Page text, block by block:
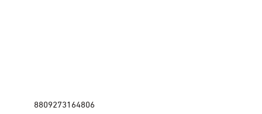
8809273164806